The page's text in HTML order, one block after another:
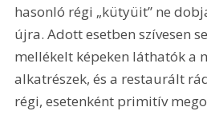
hasonló régi „kütyüit” ne
újra. Adott esetben szívesen
mellékelt képeken láthatók a
alkatrészek, és a restaurált
régi, esetenként primitív